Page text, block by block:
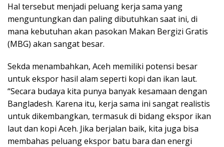
Hal tersebut menjadi peluang kerja sama yang
menguntungkan dan paling dibutuhkan saat ini, di
mana kebutuhan akan pasokan Makan Bergizi Gratis
(MBG) akan sangat besar.
Sekda menambahkan, Aceh memiliki potensi besar
untuk ekspor hasil alam seperti kopi dan ikan laut.
“Secara budaya kita punya banyak kesamaan dengan
Bangladesh. Karena itu, kerja sama ini sangat realistis
untuk dikembangkan, termasuk di bidang ekspor ikan
laut dan kopi Aceh. Jika berjalan baik, kita juga bisa
membahas peluang ekspor batu bara dan energi